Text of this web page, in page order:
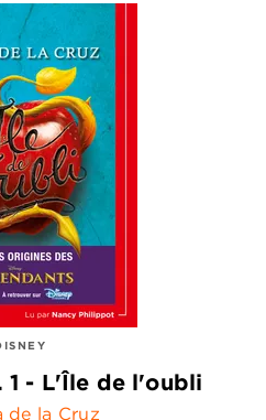
1 - L'Île de l'oubli
de la Cruz